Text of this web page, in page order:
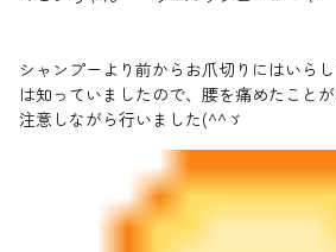
シャンプーより前からお爪切りにはいら
は知っていましたので、腰を痛めたこと
注意しながら行いました(^^ゞ